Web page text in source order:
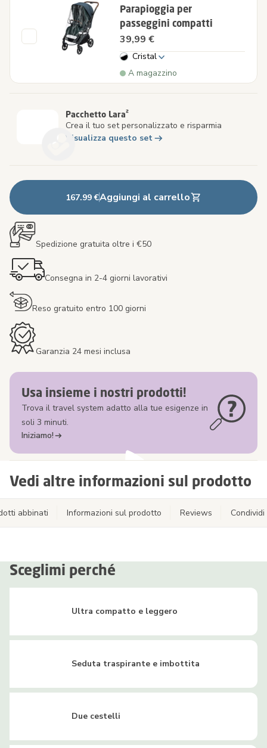
Parapioggia per
passeggini compatti
39,99 €
Cristal
A magazzino
Pacchetto Lara²
Crea il tuo set personalizzato e risparmia
Visualizza questo set
167.99 €Aggiungi al carrello
Spedizione gratuita oltre i €50
Consegna in 2-4 giorni lavorativi
Reso gratuito entro 100 giorni
Garanzia 24 mesi inclusa
Usa insieme i nostri prodotti!
Trova il travel system adatto alla tue esigenze in
soli 3 minuti.
Iniziamo!
Vedi altre informazioni sul prodotto
abbinati Informazioni sul prodotto Reviews
Sceglimi perché
Ultra compatto e leggero
Seduta traspirante e imbottita
Due cestelli